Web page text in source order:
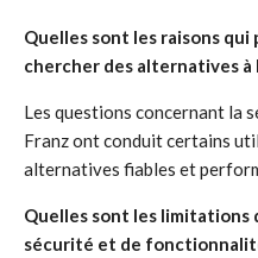
Quelles sont les raisons
chercher des alternatives à
Les questions concernant la
Franz ont conduit certains
alternatives fiables et
Quelles sont les limitations
sécurité et de